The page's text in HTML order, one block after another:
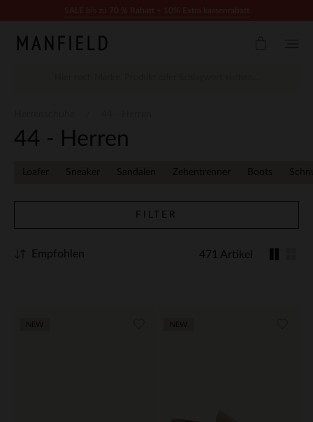
44 - Herren
Loafer Sneaker Sandalen Zehentrenner Boots
FILTER
471 Artikel
Empfohlen